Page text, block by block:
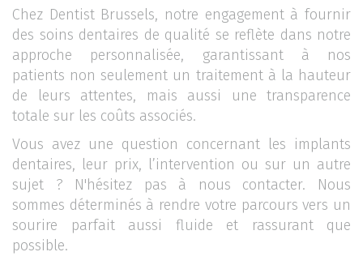
Chez Dentist Brussels, notre engagement à fournir
des soins dentaires de qualité se reflète dans notre
approche personnalisée, garantissant à nos
patients non seulement un traitement à la hauteur
de leurs attentes, mais aussi une transparence
totale sur les coûts associés.
Vous avez une question concernant les implants
dentaires, leur prix, l’intervention ou sur un autre
sujet ? N'hésitez pas à nous contacter. Nous
sommes déterminés à rendre votre parcours vers un
sourire parfait aussi fluide et rassurant que
possible.